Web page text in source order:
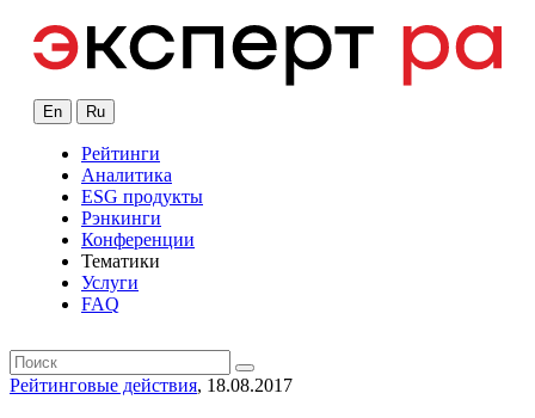
En Ru
Рейтинги
Аналитика
ESG продукты
Рэнкинги
Конференции
Тематики
Услуги
FAQ
Рейтинговые действия, 18.08.2017